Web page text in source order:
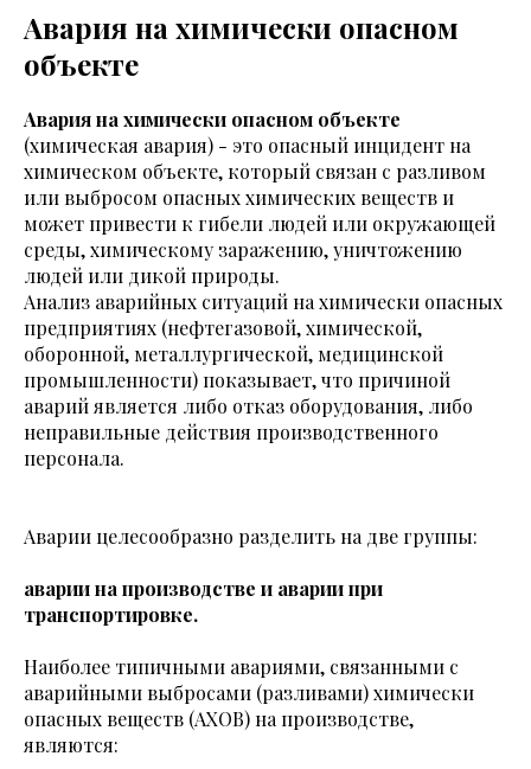
Авария на химически опасном
объекте
Авария на химически опасном объекте
(химическая авария) - это опасный инцидент на
химическом объекте, который связан с разливом
или выбросом опасных химических веществ и
может привести к гибели людей или окружающей
среды, химическому заражению, уничтожению
людей или дикой природы.
Анализ аварийных ситуаций на химически опасных
предприятиях (нефтегазовой, химической,
оборонной, металлургической, медицинской
промышленности) показывает, что причиной
аварий является либо отказ оборудования, либо
неправильные действия производственного
персонала.
Аварии целесообразно разделить на две группы:
аварии на производстве и аварии при
транспортировке.
Наиболее типичными авариями, связанными с
аварийными выбросами (разливами) химически
опасных веществ (АХОВ) на производстве,
являются: